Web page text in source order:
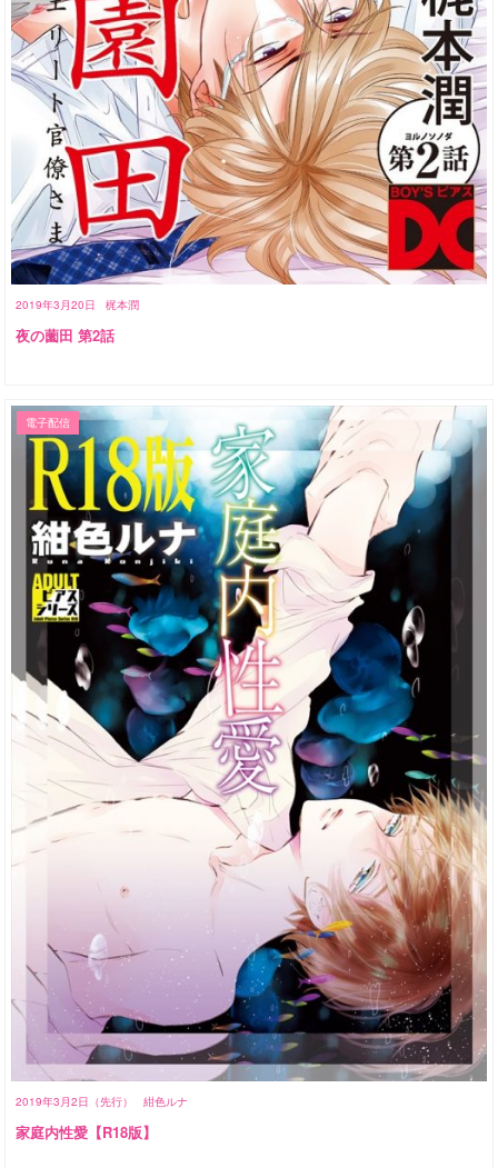
2019年3月20日 梶本潤
夜の薗田 第2話
2019年3月2日（先行） 紺色ルナ
電子配信
家庭内性愛【R18版】